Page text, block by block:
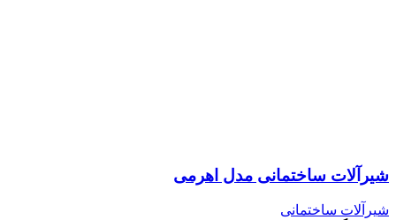
شیرآلات ساختمانی مدل اهرمی
شیرآلات ساختمانی